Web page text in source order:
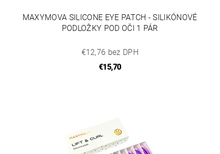
MAXYMOVA SILICONE EYE PATCH - SILIKÓNOVÉ
PODLOŽKY POD OČI 1 PÁR
€12,76 bez DPH
€15,70